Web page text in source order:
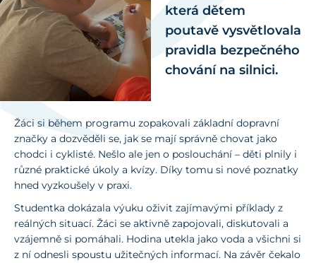
která dětem
poutavě vysvětlovala
pravidla bezpečného
chování na silnici.
Žáci si během programu zopakovali základní dopravní
značky a dozvěděli se, jak se mají správně chovat jako
chodci i cyklisté. Nešlo ale jen o poslouchání – děti plnily i
různé praktické úkoly a kvízy. Díky tomu si nové poznatky
hned vyzkoušely v praxi.
Studentka dokázala výuku oživit zajímavými příklady z
reálných situací. Žáci se aktivně zapojovali, diskutovali a
vzájemně si pomáhali. Hodina utekla jako voda a všichni si
z ní odnesli spoustu užitečných informací. Na závěr čekalo